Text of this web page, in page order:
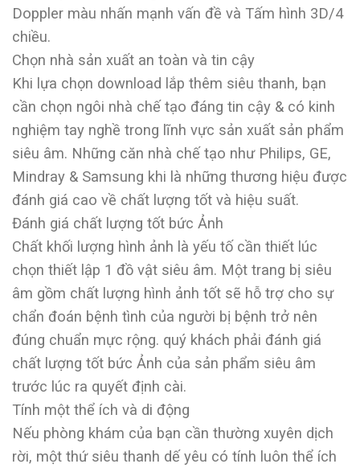
Doppler màu nhấn mạnh vấn đề và Tấm hình 3D/4
chiều.
Chọn nhà sản xuất an toàn và tin cậy
Khi lựa chọn download lắp thêm siêu thanh, bạn
cần chọn ngôi nhà chế tạo đáng tin cậy & có kinh
nghiệm tay nghề trong lĩnh vực sản xuất sản phẩm
siêu âm. Những căn nhà chế tạo như Philips, GE,
Mindray & Samsung khi là những thương hiệu được
đánh giá cao về chất lượng tốt và hiệu suất.
Đánh giá chất lượng tốt bức Ảnh
Chất khối lượng hình ảnh là yếu tố cần thiết lúc
chọn thiết lập 1 đồ vật siêu âm. Một trang bị siêu
âm gồm chất lượng hình ảnh tốt sẽ hỗ trợ cho sự
chẩn đoán bệnh tình của người bị bệnh trở nên
đúng chuẩn mực rộng. quý khách phải đánh giá
chất lượng tốt bức Ảnh của sản phẩm siêu âm
trước lúc ra quyết định cài.
Tính một thể ích và di động
Nếu phòng khám của bạn cần thường xuyên dịch
rời, một thứ siêu thanh dế yêu có tính luôn thể ích